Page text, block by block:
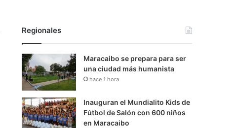
Regionales
Maracaibo se prepara para ser
una ciudad más humanista
hace 1 hora
Inauguran el Mundialito Kids de
Fútbol de Salón con 600 niños
en Maracaibo